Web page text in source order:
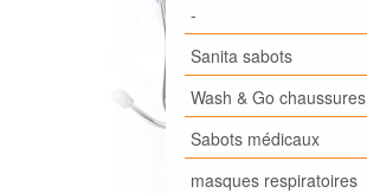
-
Sanita sabots
Wash & Go chaussures
Sabots médicaux
masques respiratoires